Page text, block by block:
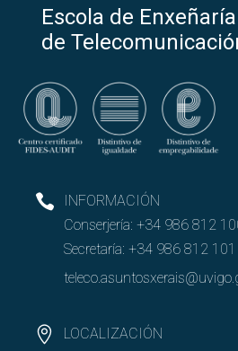
Escola de Enxeñaría
de
INFORMACIÓN
Conserjería: +34 986 812
Secretaría: +34 986 812 101
LOCALIZACIÓN